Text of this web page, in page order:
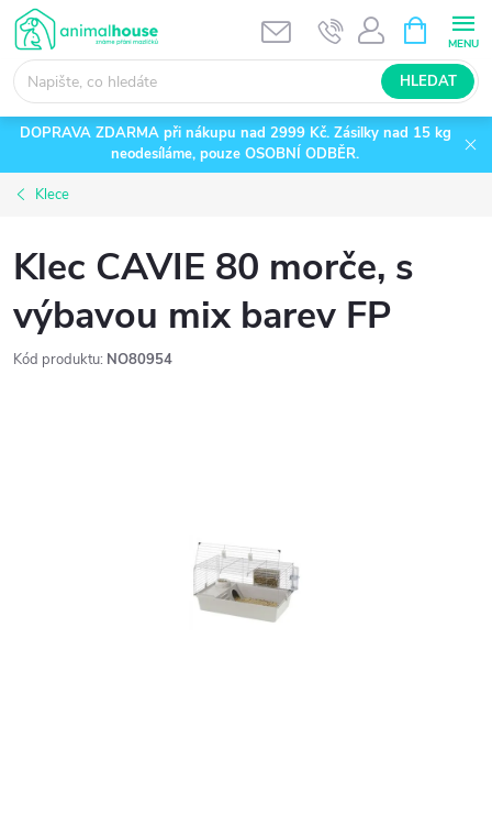
Přejít
na
obsah
HLEDAT
NÁKUPNÍ
KOŠÍK
DOPRAVA ZDARMA při nákupu nad 2999 Kč. Zásilky nad 15 kg
neodesíláme, pouze OSOBNÍ ODBĚR.
Klece
Klec CAVIE 80 morče, s
výbavou mix barev FP
Kód produktu: NO80954